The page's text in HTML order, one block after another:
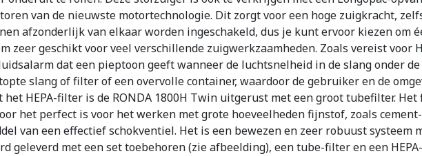
van de nieuwste motortechnologie. Dit zorgt voor een hoge zuigkracht,
afzonderlijk van elkaar worden ingeschakeld, dus je kunt ervoor kiezen om
zeer geschikt voor veel verschillende zuigwerkzaamheden. Zoals vereist voor
dat een pieptoon geeft wanneer de luchtsnelheid in de slang onder
slang of filter of een overvolle container, waardoor de gebruiker en de
HEPA-filter is de RONDA 1800H Twin uitgerust met een groot tubefilter.
het perfect is voor het werken met grote hoeveelheden fijnstof, zoals
van een effectief schokventiel. Het is een bewezen en zeer robuust systeem
geleverd met een set toebehoren (zie afbeelding), een tube-filter en een